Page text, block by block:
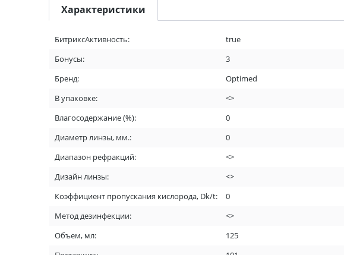
Характеристики
БитриксАктивность:
true
Бонусы:
3
Бренд:
Optimed
В упаковке:
<>
Влагосодержание (%):
0
Диаметр линзы, мм.:
0
Диапазон рефракций:
<>
Дизайн линзы:
<>
Коэффициент пропускания кислорода, Dk/t:
0
Метод дезинфекции:
<>
Объем, мл:
125